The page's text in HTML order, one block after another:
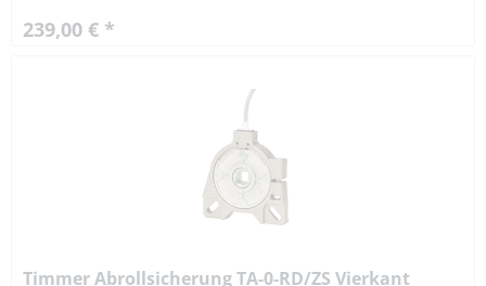
239,00 € *
Timmer Abrollsicherung TA-0-RD/ZS Vierkant